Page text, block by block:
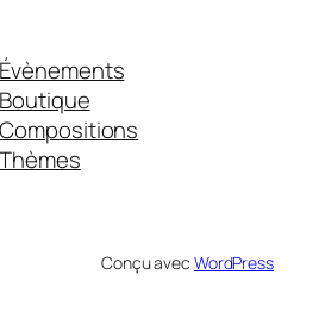
Évènements
Boutique
Compositions
Thèmes
Conçu avec WordPress